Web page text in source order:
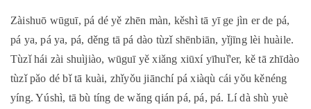
Zàishuō wūguī, pá dé yě zhēn màn, kěshì tā yī ge jìn er de pá,
pá ya, pá ya, pá, děng tā pá dào tùzǐ shēnbiān, yǐjīng lèi huàile.
Tùzǐ hái zài shuìjiào, wūguī yě xiǎng xiūxí yīhuǐ'er, kě tā zhīdào
tùzǐ pǎo dé bǐ tā kuài, zhǐyǒu jiānchí pá xiàqù cái yǒu kěnéng
yíng. Yúshì, tā bù tíng de wǎng qián pá, pá, pá. Lí dà shù yuè